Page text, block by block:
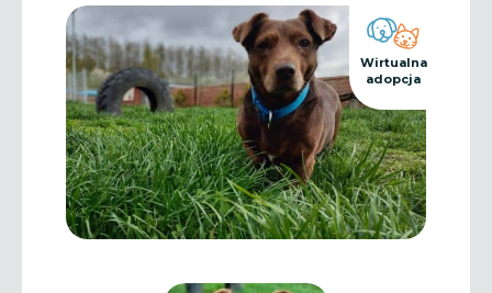
Wirtualna
adopcja